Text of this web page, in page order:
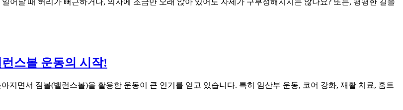
어날 때 허리가 뻐근하거나, 의자에 조금만 오래 앉아 있어도 자세가 구부정해지지는 않나요? 또는, 평평한 길을
스볼 운동의 시작!
지면서 짐볼(밸런스볼)을 활용한 운동이 큰 인기를 얻고 있습니다. 특히 임산부 운동, 코어 강화, 재활 치료, 홈트